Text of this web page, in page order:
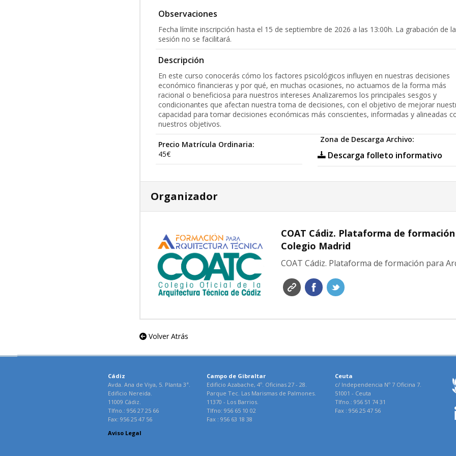
Observaciones
Fecha límite inscripción hasta el 15 de septiembre de 2026 a las 13:00h. La grabación de la
sesión no se facilitará.
Descripción
En este curso conocerás cómo los factores psicológicos influyen en nuestras decisiones
económico financieras y por qué, en muchas ocasiones, no actuamos de la forma más
racional o beneficiosa para nuestros intereses Analizaremos los principales sesgos y
condicionantes que afectan nuestra toma de decisiones, con el objetivo de mejorar
capacidad para tomar decisiones económicas más conscientes, informadas y alineadas
nuestros objetivos.
Precio Matrícula Ordinaria:
45€
Zona de Descarga Archivo:
Descarga folleto informativo
Organizador
COAT Cádiz. Plataforma de
Colegio Madrid
COAT Cádiz. Plataforma de formación para
Volver Atrás
Cádiz
Avda. Ana de Viya, 5. Planta 3ª.
Edificio Nereida.
11009 Cádiz.
Tlfno.: 956 27 25 66
Fax: 956 25 47 56
Campo de Gibraltar
Edificio Azabache, 4º. Oficinas 27 - 28.
Parque Tec. Las Marismas de Palmones.
11370 - Los Barrios.
Tlfno: 956 65 10 02
Fax : 956 63 18 38
Ceuta
c/ Independencia Nº 7 Oficina 7.
51001 - Ceuta
Tlfno.: 956 51 74 31
Fax : 956 25 47 56
Aviso Legal